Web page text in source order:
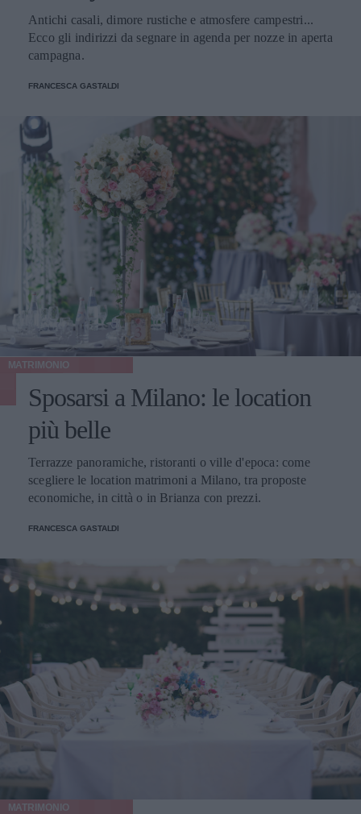
Antichi casali, dimore rustiche e atmosfere campestri...
Ecco gli indirizzi da segnare in agenda per nozze in aperta
campagna.
FRANCESCA GASTALDI
MATRIMONIO
Sposarsi a Milano: le location
più belle
Terrazze panoramiche, ristoranti o ville d'epoca: come
scegliere le location matrimoni a Milano, tra proposte
economiche, in città o in Brianza con prezzi.
FRANCESCA GASTALDI
MATRIMONIO